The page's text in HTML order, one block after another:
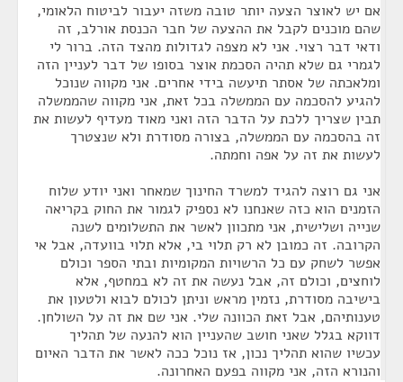
אם יש לאוצר הצעה יותר טובה משזה יעבור לביטוח הלאומי,
שהם מוכנים לקבל את ההצעה של חבר הכנסת אורלב, זה
ודאי דבר רצוי. אני לא מצפה לגדולות מהצד הזה. ברור לי
לגמרי גם שלא תהיה הסכמת אוצר בסופו של דבר לעניין הזה
ומלאכתה של אסתר תיעשה בידי אחרים. אני מקווה שנוכל
להגיע להסכמה עם הממשלה בכל זאת, אני מקווה שהממשלה
תבין שצריך ללכת על הדבר הזה ואני מאוד מעדיף לעשות את
זה בהסכמה עם הממשלה, בצורה מסודרת ולא שנצטרך
לעשות את זה על אפה וחמתה.
אני גם רוצה להגיד למשרד החינוך שמאחר ואני יודע שלוח
הזמנים הוא כזה שאנחנו לא נספיק לגמור את החוק בקריאה
שנייה ושלישית, אני מתכוון לאשר את התשלומים לשנה
הקרובה. זה כמובן לא רק תלוי בי, אלא תלוי בוועדה, אבל אי
אפשר לשחק עם כל הרשויות המקומיות ובתי הספר וכולם
לוחצים, וכולם זה, אבל נעשה את זה לא במחטף, אלא
בישיבה מסודרת, נזמין מראש וניתן לכולם לבוא ולטעון את
טענותיהם, אבל זאת הכוונה שלי. אני שם את זה על השולחן.
דווקא בגלל שאני חושב שהעניין הוא להנעה של תהליך
עכשיו שהוא תהליך נכון, אז נוכל ככה לאשר את הדבר האיום
והנורא הזה, אני מקווה בפעם האחרונה.